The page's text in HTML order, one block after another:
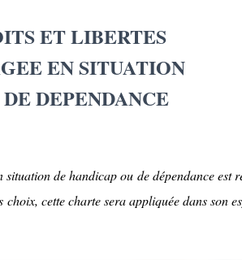
ET LIBERTES
EN SITUATION
DEPENDANCE
situation de handicap ou de dépendance est
choix, cette charte sera appliquée dans son